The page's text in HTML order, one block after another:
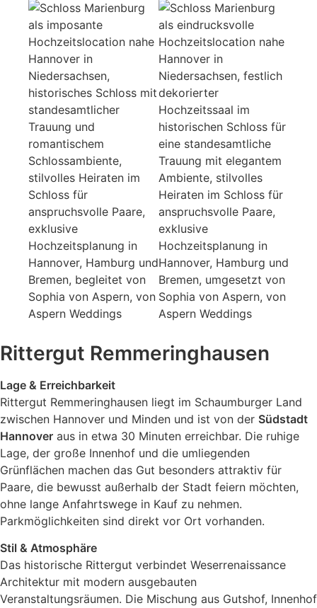
Rittergut Remmeringhausen
Lage & Erreichbarkeit
Rittergut Remmeringhausen liegt im Schaumburger Land
zwischen Hannover und Minden und ist von der Südstadt
Hannover aus in etwa 30 Minuten erreichbar. Die ruhige
Lage, der große Innenhof und die umliegenden
Grünflächen machen das Gut besonders attraktiv für
Paare, die bewusst außerhalb der Stadt feiern möchten,
ohne lange Anfahrtswege in Kauf zu nehmen.
Parkmöglichkeiten sind direkt vor Ort vorhanden.
Stil & Atmosphäre
Das historische Rittergut verbindet Weserrenaissance
Architektur mit modern ausgebauten
Veranstaltungsräumen. Die Mischung aus Gutshof, Innenhof